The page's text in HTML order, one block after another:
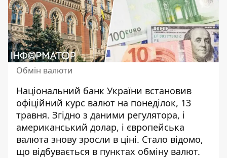
Обмін валюти
Національний банк України встановив
офіційний курс валют на понеділок, 13
травня. Згідно з даними регулятора, і
американський долар, і європейська
валюта знову зросли в ціні. Стало відомо,
що відбувається в пунктах обміну валют.